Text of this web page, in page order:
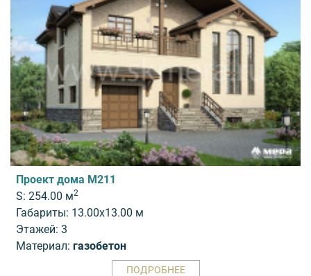
Проект дома M211
S: 254.00 м2
Габариты: 13.00x13.00 м
Этажей: 3
Материал: газобетон
ПОДРОБНЕЕ